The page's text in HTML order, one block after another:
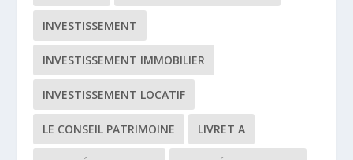
INVESTISSEMENT
INVESTISSEMENT IMMOBILIER
INVESTISSEMENT LOCATIF
LE CONSEIL PATRIMOINE LIVRET A